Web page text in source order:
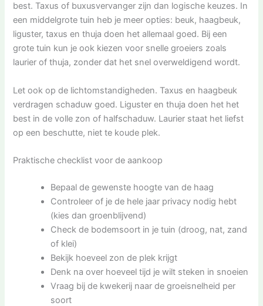
best. Taxus of buxusvervanger zijn dan logische keuzes. In
een middelgrote tuin heb je meer opties: beuk, haagbeuk,
liguster, taxus en thuja doen het allemaal goed. Bij een
grote tuin kun je ook kiezen voor snelle groeiers zoals
laurier of thuja, zonder dat het snel overweldigend wordt.
Let ook op de lichtomstandigheden. Taxus en haagbeuk
verdragen schaduw goed. Liguster en thuja doen het het
best in de volle zon of halfschaduw. Laurier staat het liefst
op een beschutte, niet te koude plek.
Praktische checklist voor de aankoop
Bepaal de gewenste hoogte van de haag
Controleer of je de hele jaar privacy nodig hebt
(kies dan groenblijvend)
Check de bodemsoort in je tuin (droog, nat, zand
of klei)
Bekijk hoeveel zon de plek krijgt
Denk na over hoeveel tijd je wilt steken in snoeien
Vraag bij de kwekerij naar de groeisnelheid per
soort